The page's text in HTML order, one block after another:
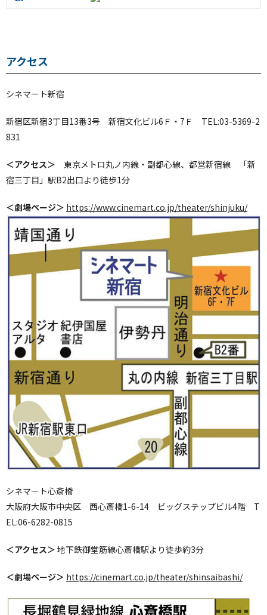
アクセス
シネマート新宿
新宿区新宿3丁目13番3号 新宿文化ビル6Ｆ・7Ｆ TEL:03-5369-2
831
＜アクセス＞ 東京メトロ丸ノ内線・副都心線、都営新宿線 「新
宿三丁目」駅B2出口より徒歩1分
＜劇場ページ＞ https://www.cinemart.co.jp/theater/shinjuku/
シネマート心斎橋
大阪府大阪市中央区 西心斎橋1-6-14 ビッグステップビル4階 T
EL:06-6282-0815
＜アクセス＞ 地下鉄御堂筋線心斎橋駅より徒歩約3分
＜劇場ページ＞ https://cinemart.co.jp/theater/shinsaibashi/